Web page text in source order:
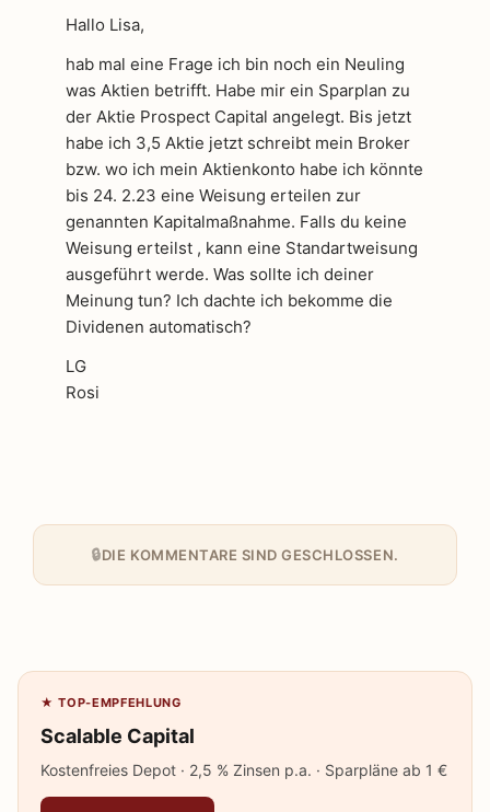
Hallo Lisa,
hab mal eine Frage ich bin noch ein Neuling
was Aktien betrifft. Habe mir ein Sparplan zu
der Aktie Prospect Capital angelegt. Bis jetzt
habe ich 3,5 Aktie jetzt schreibt mein Broker
bzw. wo ich mein Aktienkonto habe ich könnte
bis 24. 2.23 eine Weisung erteilen zur
genannten Kapitalmaßnahme. Falls du keine
Weisung erteilst , kann eine Standartweisung
ausgeführt werde. Was sollte ich deiner
Meinung tun? Ich dachte ich bekomme die
Dividenen automatisch?
LG
Rosi
DIE KOMMENTARE SIND GESCHLOSSEN.
★ TOP-EMPFEHLUNG
Scalable Capital
Kostenfreies Depot · 2,5 % Zinsen p.a. · Sparpläne ab 1 €